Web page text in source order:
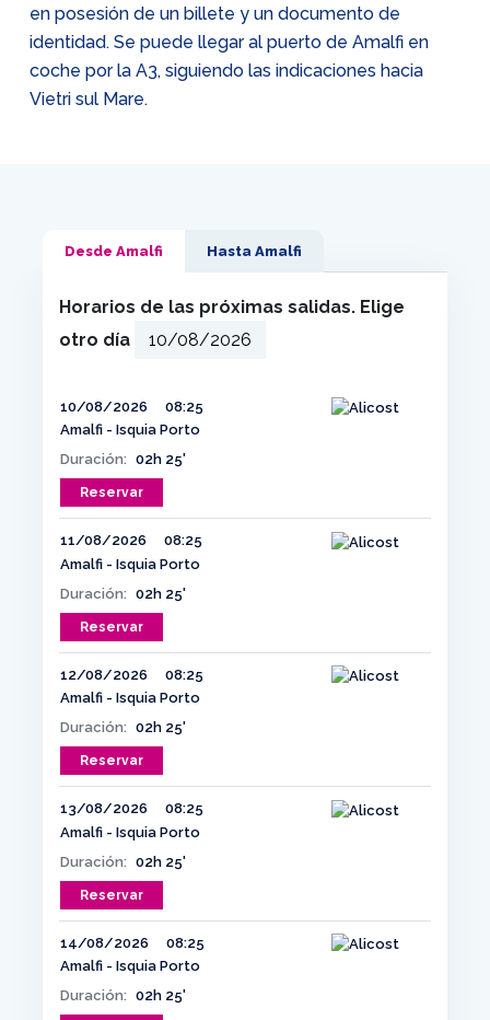
en posesión de un billete y un documento de
identidad. Se puede llegar al puerto de Amalfi en
coche por la A3, siguiendo las indicaciones hacia
Vietri sul Mare.
Desde Amalfi Hasta Amalfi
Horarios de las próximas salidas. Elige
otro día
10/08/2026
08:25
Amalfi - Isquia Porto
Duración: 02h 25'
Reservar
11/08/2026
08:25
Amalfi - Isquia Porto
Duración: 02h 25'
Reservar
12/08/2026
08:25
Amalfi - Isquia Porto
Duración: 02h 25'
Reservar
13/08/2026
08:25
Amalfi - Isquia Porto
Duración: 02h 25'
Reservar
14/08/2026
08:25
Amalfi - Isquia Porto
Duración: 02h 25'